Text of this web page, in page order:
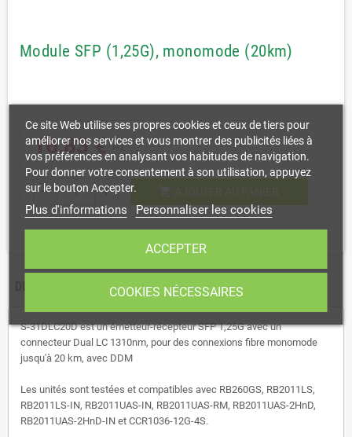
Module SFP (1,25G), monomode (20km)
16,83 €HT
remove add shopping_cart AJOUTER AU PANIER
S-31DLC20D est un émetteur-récepteur SFP 1,25G avec un
connecteur Dual LC 1310nm, pour des connexions fibre monomode
jusqu'à 20 km, avec DDM
Les unités sont testées et compatibles avec RB260GS, RB2011LS,
RB2011LS-IN, RB2011UAS-IN, RB2011UAS-RM, RB2011UAS-2HnD,
RB2011UAS-2HnD-IN et CCR1036-12G-4S.
Ce site Web utilise ses propres cookies et ceux de tiers pour
améliorer nos services et vous montrer des publicités liées à
vos préférences en analysant vos habitudes de navigation.
Pour donner votre consentement à son utilisation, appuyez
sur le bouton Accepter.
Plus d'informations Personnaliser les cookies
COOKIES NÉCESSAIRES
ACCEPTER